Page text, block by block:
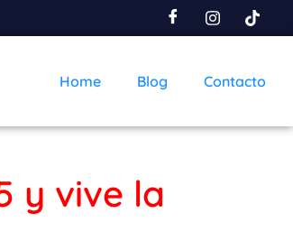
Home Blog Contacto
y vive la